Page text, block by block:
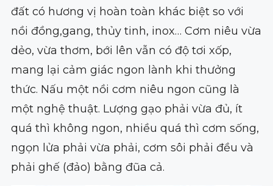
đất có hương vị hoàn toàn khác biệt so với
nồi đồng,gang, thủy tinh, inox… Cơm niêu vừa
dẻo, vừa thơm, bới lên vẫn có độ tơi xốp,
mang lại cảm giác ngon lành khi thưởng
thức. Nấu một nồi cơm niêu ngon cũng là
một nghệ thuật. Lượng gạo phải vừa đủ, ít
quá thì không ngon, nhiều quá thì cơm sống,
ngọn lửa phải vừa phải, cơm sôi phải đều và
phải ghế (đảo) bằng đũa cả.